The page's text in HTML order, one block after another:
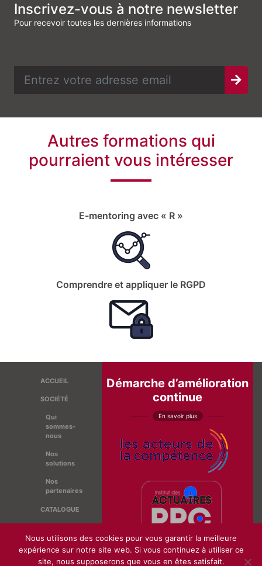
Inscrivez-vous à notre newsletter
Pour recevoir toutes les dernières informations
Autres formations qui
pourraient vous intéresser
E-mentoring avec « R »
Comprendre et appliquer le RGPD
ACCUEIL
SOCIÉTÉ
Qui
sommes-
nous
Nos
solutions
Nos
partenaires
CATALOGUE
CONTACT
Démarche d’amélioration
continue
En savoir plus
Nous utilisons des cookies pour vous garantir la meilleure
expérience sur notre site web. Si vous continuez à utiliser ce
site, nous supposerons que vous en êtes satisfait.